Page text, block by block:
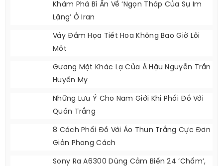
Khám Phá Bí Ẩn Về ‘ngọn Tháp Của Sự Im
Lặng’ Ở Iran
Váy Đầm Họa Tiết Hoa Không Bao Giờ Lỗi
Mốt
Gương Mặt Khác Lạ Của Á Hậu Nguyễn Trần
Huyền My
Những Lưu Ý Cho Nam Giới Khi Phối Đồ Với
Quần Trắng
8 Cách Phối Đồ Với Áo Thun Trắng Cực Đơn
Giản Phong Cách
Sony Ra A6300 Dùng Cảm Biến 24 ‘chấm’,